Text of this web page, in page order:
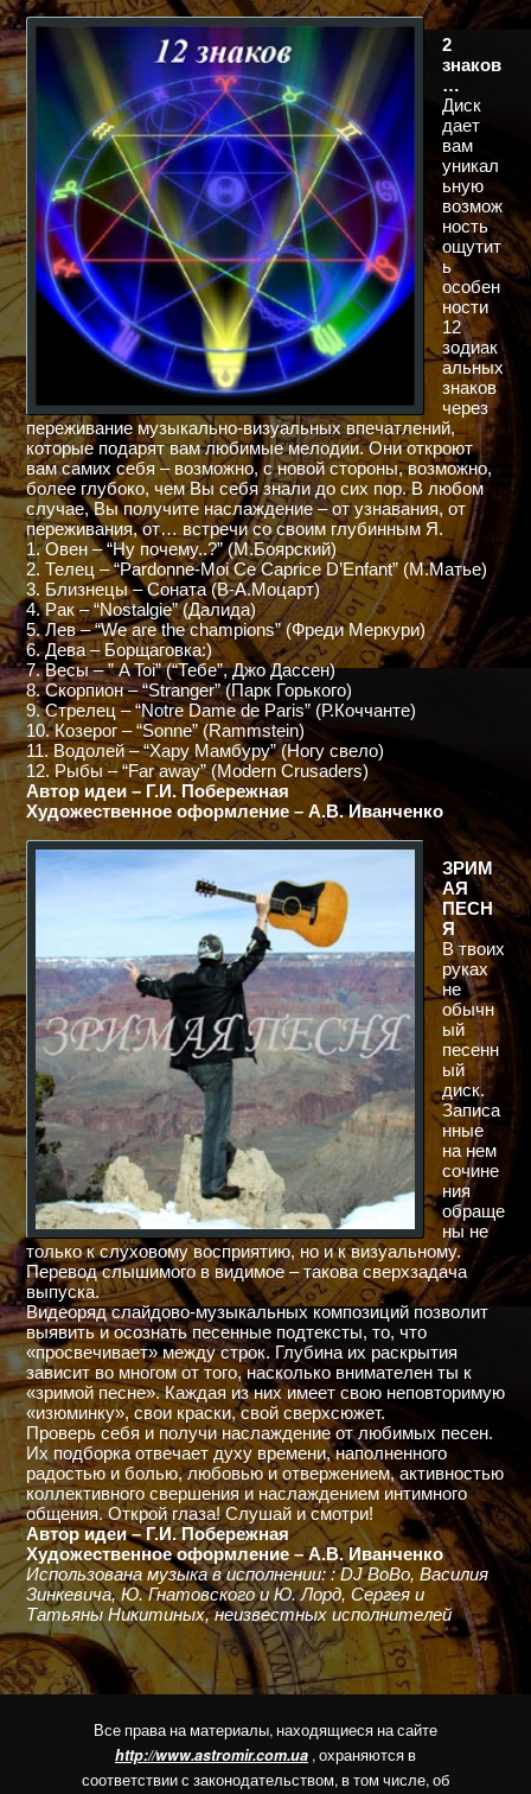
2
знаков
…
Диск
дает
вам
уникал
ьную
возмож
ность
ощутит
ь
особен
ности
12
зодиак
альных
знаков
через
переживание музыкально-визуальных впечатлений,
которые подарят вам любимые мелодии. Они откроют
вам самих себя – возможно, с новой стороны, возможно,
более глубоко, чем Вы себя знали до сих пор. В любом
случае, Вы получите наслаждение – от узнавания, от
переживания, от… встречи со своим глубинным Я.
1. Овен – “Ну почему..?” (М.Боярский)
2. Телец – “Pardonne-Moi Ce Caprice D’Enfant” (М.Матье)
3. Близнецы – Соната (В-А.Моцарт)
4. Рак – “Nostalgie” (Далида)
5. Лев – “We are the champions” (Фреди Меркури)
6. Дева – Борщаговка:)
7. Весы – ” A Toi” (“Тебе”, Джо Дассен)
8. Скорпион – “Stranger” (Парк Горького)
9. Стрелец – “Notre Dame de Paris” (Р.Коччанте)
10. Козерог – “Sonne” (Rammstein)
11. Водолей – “Хару Мамбуру” (Ногу свело)
12. Рыбы – “Far away” (Modern Crusaders)
Автор идеи – Г.И. Побережная
Художественное оформление – А.В. Иванченко
ЗРИМ
АЯ
ПЕСН
Я
В твоих
руках
не
обычн
ый
песенн
ый
диск.
Записа
нные
на нем
сочине
ния
обраще
ны не
только к слуховому восприятию, но и к визуальному.
Перевод слышимого в видимое – такова сверхзадача
выпуска.
Видеоряд слайдово-музыкальных композиций позволит
выявить и осознать песенные подтексты, то, что
«просвечивает» между строк. Глубина их раскрытия
зависит во многом от того, насколько внимателен ты к
«зримой песне». Каждая из них имеет свою неповторимую
«изюминку», свои краски, свой сверхсюжет.
Проверь себя и получи наслаждение от любимых песен.
Их подборка отвечает духу времени, наполненного
радостью и болью, любовью и отвержением, активностью
коллективного свершения и наслаждением интимного
общения. Открой глаза! Слушай и смотри!
Автор идеи ­– Г.И. Побережная
Художественное оформление – А.В. Иванченко
Использована музыка в исполнении: : DJ BoBo, Василия
Зинкевича, Ю. Гнатовского и Ю. Лорд, Сергея и
Татьяны Никитиных, неизвестных исполнителей
Все права на материалы, находящиеся на сайте
http://www.astromir.com.ua , охраняются в
соответствии с законодательством, в том числе, об